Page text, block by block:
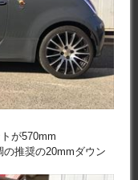
が570mm
の推奨の20mmダウン